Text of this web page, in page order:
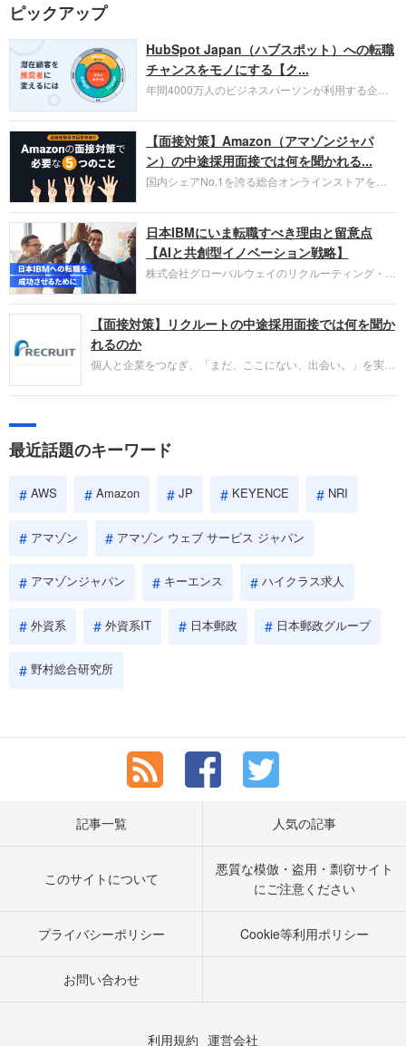
ピックアップ
HubSpot Japan（ハブスポット）への転職
チャンスをモノにする【ク...
年間4000万人のビジネスパーソンが利用する企業
お勧めするイチオシ企業をご紹介します。今回はク
ラウド型CRMプラットフォームを提供する
HubSpot Japan（ハブスポット・ジャパン）株式会
社です。採用面接対策の企業研究にご活用くださ
い。
【面接対策】Amazon（アマゾンジャパ
ン）の中途採用面接では何を聞かれる...
国内シェアNo.1を誇る総合オンラインストアを運
圧倒的な存在感を持つAmazon。中途採用面接では
過去の具体的な業務成果やリーダーシップの発揮、
失敗からの学びが重視され、人間性やカルチャーフ
ィットも評価対象となり、長期的に成長できる仲間
であるかを多角的に審査されます。
日本IBMにいま転職すべき理由と留意点
【AIと共創型イノベーション戦略】
株式会社グローバルウェイのリクルーティング・パ
パーソンが利用する企業口コミサイト「キャリコ
ネ」の転職エージェントがお勧めするイチオシ企業
IBMです。採用面接対策の企業研究にご活用くださ
い。
【面接対策】リクルートの中途採用面接では何を聞か
れるのか
個人と企業をつなぎ、「まだ、ここにない、出会い。」を実現
やこれまでの成果を具体的に問われるほか、「人間性」も評価
しょう。
最近話題のキーワード
AWS Amazon JP KEYENCE NRI
アマゾン アマゾン ウェブ サービス ジャパン
アマゾンジャパン キーエンス ハイクラス求人
外資系 外資系IT 日本郵政 日本郵政グループ
野村総合研究所
記事一覧 人気の記事
このサイトについて
悪質な模倣・盗用・剽窃サイト
にご注意ください
プライバシーポリシー Cookie等利用ポリシー
お問い合わせ
利用規約 運営会社